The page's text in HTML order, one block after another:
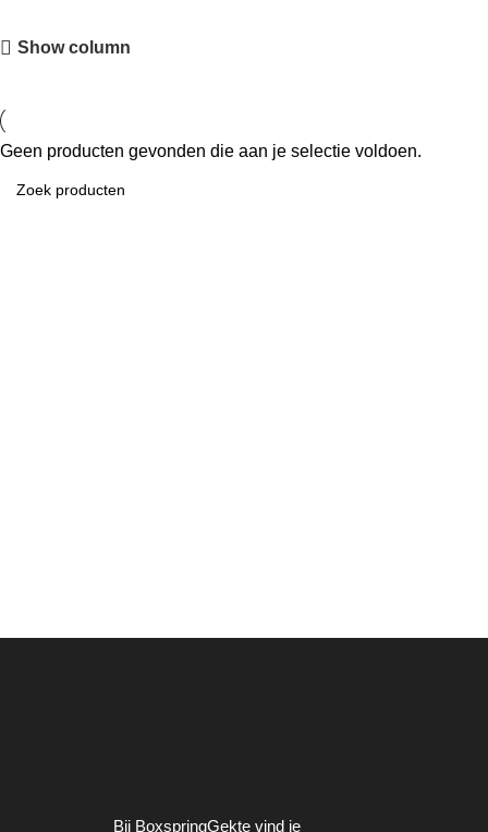
Show column
Geen producten gevonden die aan je selectie voldoen.
Bij BoxspringGekte vind je